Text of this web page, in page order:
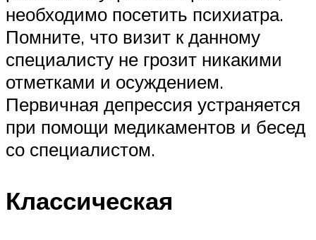
необходимо посетить психиатра.
Помните, что визит к данному
специалисту не грозит никакими
отметками и осуждением.
Первичная депрессия устраняется
при помощи медикаментов и бесед
со специалистом.
Классическая